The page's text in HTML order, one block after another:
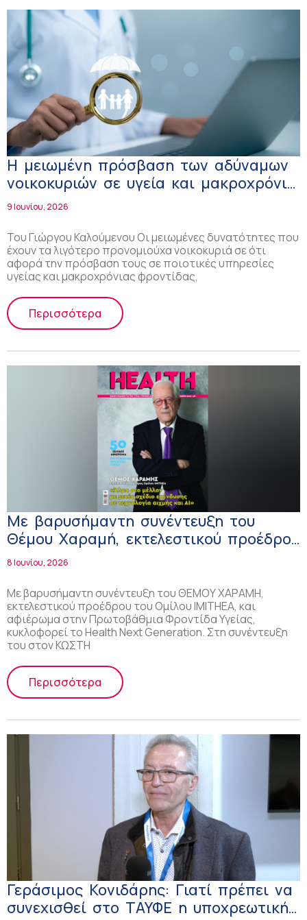
Η μειωμένη πρόσβαση των αδύναμων
νοικοκυριών σε υγεία και μακροχρόνια
φροντίδα οξύνει τις ανισότητες
9 Ιουνίου, 2026
Του Γιώργου Καλούμενου Οι μειωμένες δυνατότητες που
έχουν τα λιγότερο προνομιούχα νοικοκυριά σε ότι
αφορά την πρόσβαση τους σε ποιοτικές υπηρεσίες
υγείας και μακροχρόνιας φροντίδας,
Περισσότερα
Με βαρυσήμαντη συνέντευξη του
Θέμου Χαραμή, εκτελεστικού προέδρου
του Ομίλου IMITHEA και αφιέρωμα
κυκλοφορεί το Health Next Generation
και ηλεκτρονικά
8 Ιουνίου, 2026
Με βαρυσήμαντη συνέντευξη του ΘΕΜΟΥ ΧΑΡΑΜΗ,
εκτελεστικού προέδρου του Ομίλου IMITHEA, και
αφιέρωμα στην Πρωτοβάθμια Φροντίδα Υγείας,
κυκλοφορεί το Health Next Generation. Στη συνέντευξη
του στον ΚΩΣΤΗ
Περισσότερα
Γεράσιμος Κονιδάρης: Γιατί πρέπει να
συνεχισθεί στο ΤΑΥΦΕ η υποχρεωτική